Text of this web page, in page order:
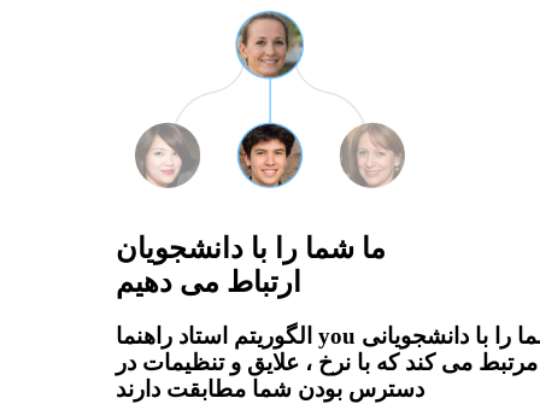
ما شما را با دانشجویان
ارتباط می دهیم
الگوریتم استاد راهنما you شما را با دانشجویانی
مرتبط می کند که با نرخ ، علایق و تنظیمات در
دسترس بودن شما مطابقت دارند